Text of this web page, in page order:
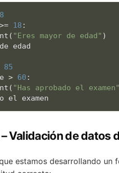
18
( "Eres mayor de edad" )
85
> 60
( "Has aprobado el examen"
el examen
Validación de datos
estamos desarrollando